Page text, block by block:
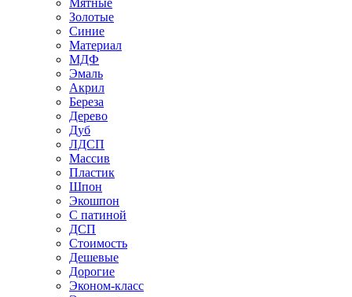
Мятные
Золотые
Синие
Материал
МДФ
Эмаль
Акрил
Береза
Дерево
Дуб
ЛДСП
Массив
Пластик
Шпон
Экошпон
С патиной
ДСП
Стоимость
Дешевые
Дорогие
Эконом-класс